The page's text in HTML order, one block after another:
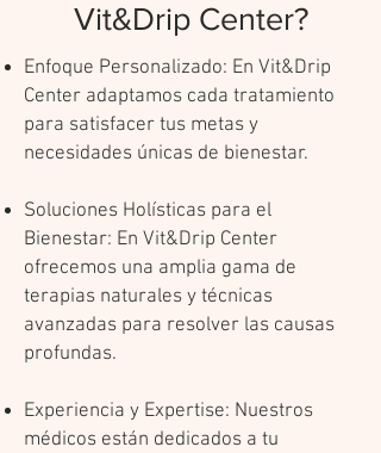
Vit&Drip Center?
Enfoque Personalizado: En Vit&Drip
Center adaptamos cada tratamiento
para satisfacer tus metas y
necesidades únicas de bienestar.
Soluciones Holísticas para el
Bienestar: En Vit&Drip Center
ofrecemos una amplia gama de
terapias naturales y técnicas
avanzadas para resolver las causas
profundas.
​Experiencia y Expertise: Nuestros
médicos están dedicados a tu